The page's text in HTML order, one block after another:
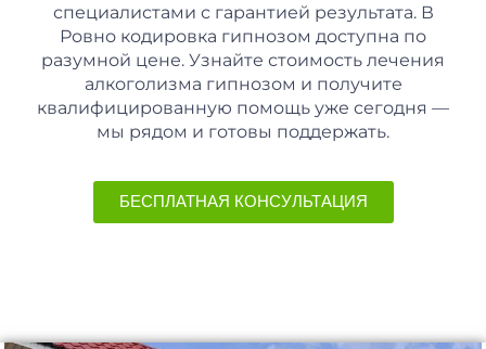
специалистами с гарантией результата. В
Ровно кодировка гипнозом доступна по
разумной цене. Узнайте стоимость лечения
алкоголизма гипнозом и получите
квалифицированную помощь уже сегодня —
мы рядом и готовы поддержать.
БЕСПЛАТНАЯ КОНСУЛЬТАЦИЯ